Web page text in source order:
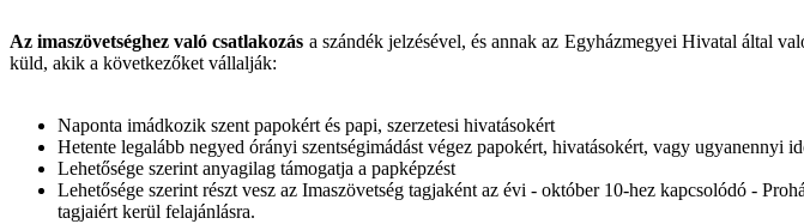
Az imaszövetséghez való csatlakozás a szándék jelzésével, és annak az Egyházmegyei Hivatal által
küld, akik a következőket vállalják:
Naponta imádkozik szent papokért és papi, szerzetesi hivatásokért
Hetente legalább negyed órányi szentségimádást végez papokért, hivatásokért, vagy ugyanennyi
Lehetősége szerint anyagilag támogatja a papképzést
Lehetősége szerint részt vesz az Imaszövetség tagjaként az évi - október 10-hez kapcsolódó -
tagjaiért kerül felajánlásra.